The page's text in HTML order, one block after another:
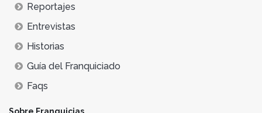
Reportajes
Entrevistas
Historias
Guía del Franquiciado
Faqs
Sobre Franquicias